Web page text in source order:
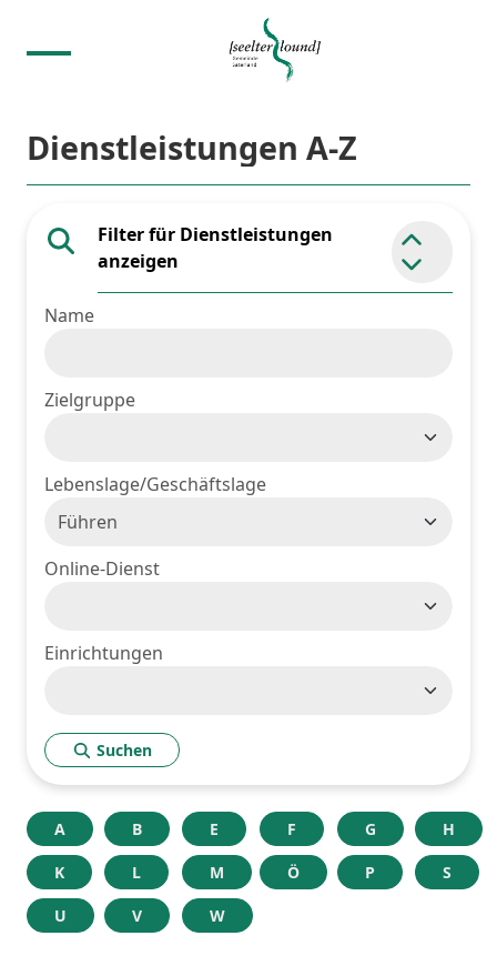
Dienstleistungen A-Z
Filter für Dienstleistungen
anzeigen
Element
Name
Zielgruppe
Lebenslage/Geschäftslage
Online-Dienst
Einrichtungen
Suchen
A B E F G H
K L M Ö P S
U V W